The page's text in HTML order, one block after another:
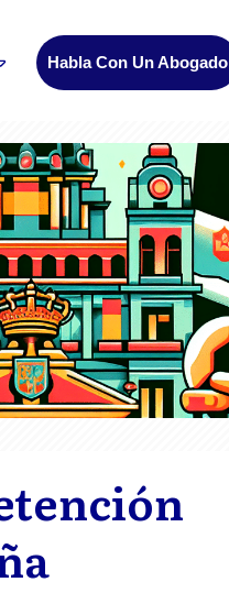
Habla Con Un Abogado